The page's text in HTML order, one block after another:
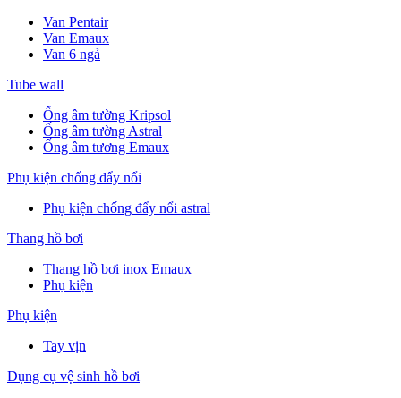
Van Pentair
Van Emaux
Van 6 ngả
Tube wall
Ống âm tường Kripsol
Ống âm tường Astral
Ống âm tương Emaux
Phụ kiện chống đẩy nổi
Phụ kiện chống đẩy nổi astral
Thang hồ bơi
Thang hồ bơi inox Emaux
Phụ kiện
Phụ kiện
Tay vịn
Dụng cụ vệ sinh hồ bơi